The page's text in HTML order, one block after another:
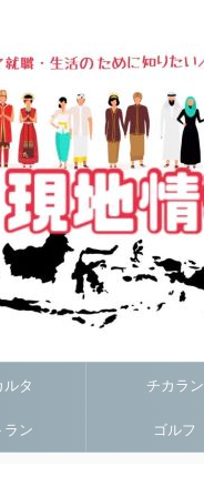
ルタ チカラン
ラン ゴルフ